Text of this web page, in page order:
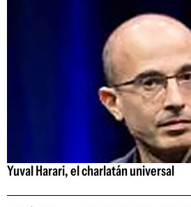
Yuval Harari, el charlatán universal